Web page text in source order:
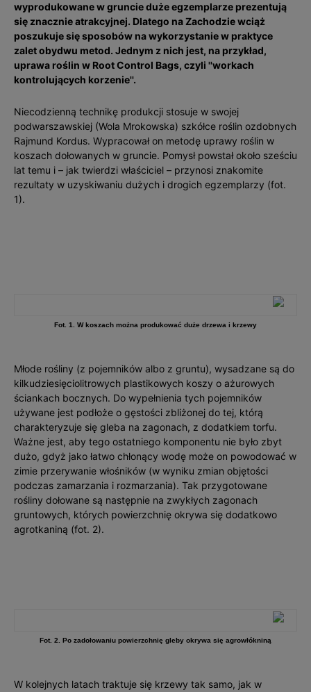
wyprodukowane w gruncie duże egzemplarze prezentują
się znacznie atrakcyjnej. Dlatego na Zachodzie wciąż
poszukuje się sposobów na wykorzystanie w praktyce
zalet obydwu metod. Jednym z nich jest, na przykład,
uprawa roślin w Root Control Bags, czyli ''workach
kontrolujących korzenie''.
Niecodzienną technikę produkcji stosuje w swojej
podwarszawskiej (Wola Mrokowska) szkółce roślin ozdobnych
Rajmund Kordus. Wypracował on metodę uprawy roślin w
koszach dołowanych w gruncie. Pomysł powstał około sześciu
lat temu i – jak twierdzi właściciel – przynosi znakomite
rezultaty w uzyskiwaniu dużych i drogich egzemplarzy (fot.
1).
Fot. 1. W koszach można produkować duże drzewa i krzewy
Młode rośliny (z pojemników albo z gruntu), wysadzane są do
kilkudziesięciolitrowych plastikowych koszy o ażurowych
ściankach bocznych. Do wypełnienia tych pojemników
używane jest podłoże o gęstości zbliżonej do tej, którą
charakteryzuje się gleba na zagonach, z dodatkiem torfu.
Ważne jest, aby tego ostatniego komponentu nie było zbyt
dużo, gdyż jako łatwo chłonący wodę może on powodować w
zimie przerywanie włośników (w wyniku zmian objętości
podczas zamarzania i rozmarzania). Tak przygotowane
rośliny dołowane są następnie na zwykłych zagonach
gruntowych, których powierzchnię okrywa się dodatkowo
agrotkaniną (fot. 2).
Fot. 2. Po zadołowaniu powierzchnię gleby okrywa się agrowłókniną
W kolejnych latach traktuje się krzewy tak samo, jak w